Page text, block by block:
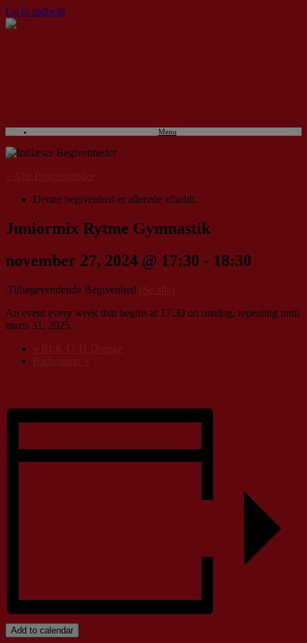
Gå til indhold
Menu
Denne begivenhed er allerede afholdt.
Juniormix Rytme Gymnastik
november 27, 2024 @ 17:30 - 18:30
|Tilbagevendende Begivenhed
An event every week that begins at 17:30 on onsdag, repeating until
marts 31, 2025
Add to calendar